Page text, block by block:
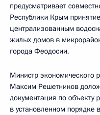
предусматривает
Республики Крым
централизованным
жилых домов в
города Феодосии.
Министр экономического
Максим Решетников
документация по объекту
в установленном